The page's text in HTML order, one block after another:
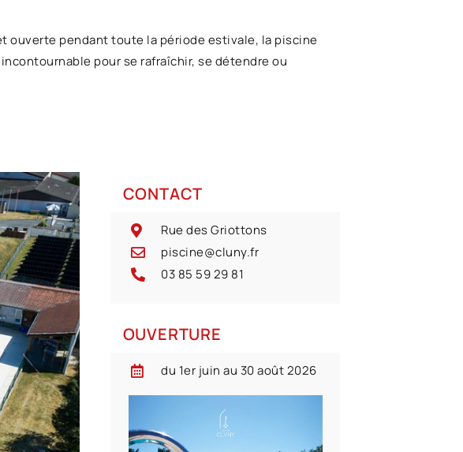
ouverte pendant toute la période estivale, la piscine
pour se rafraîchir, se détendre ou
CONTACT
Rue des Griottons
piscine@cluny.fr
03 85 59 29 81
OUVERTURE
du 1er juin au 30 août 2026